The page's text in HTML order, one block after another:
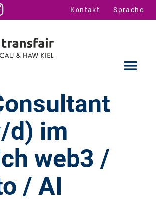
Kontakt Sprache
d) im
web3 /
/ AI